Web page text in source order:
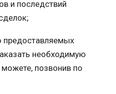
и последствий
предоставляемых
необходимую
позвонив по